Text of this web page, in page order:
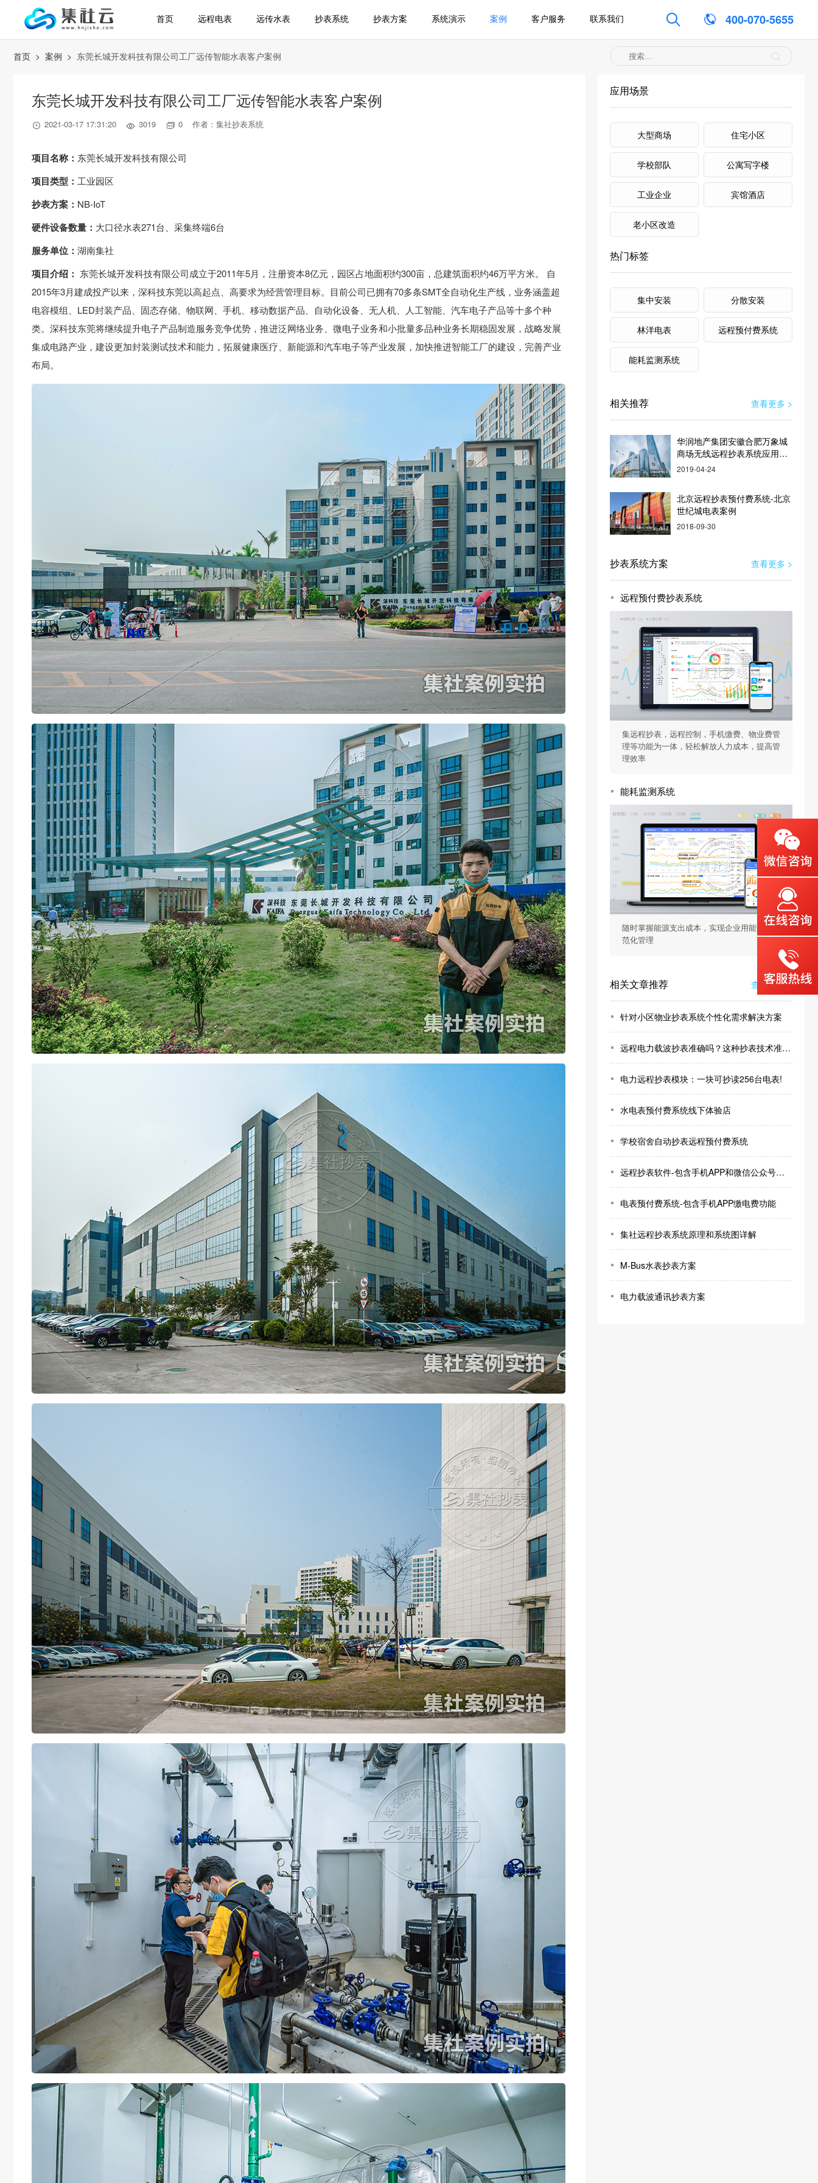
 400-070-5655
首页 远程电表 远传水表 抄表系统 抄表方案 系统演示 案例 客户服务 联系我们
首页 > 案例 > 东莞长城开发科技有限公司工厂远传智能水表客户案例
东莞长城开发科技有限公司工厂远传智能水表客户案例
 2021-03-17 17:31:20  3019  0 作者：集社抄表系统
项目名称： 东莞长城开发科技有限公司
项目类型： 工业园区
抄表方案： NB-IoT
硬件设备数量： 大口径水表271台、采集终端6台
服务单位： 湖南集社
项目介绍： 东莞长城开发科技有限公司成立于2011年5月，注册资本8亿元，园区占地面积约300亩，总建筑面积约46万平方米。 自
2015年3月建成投产以来，深科技东莞以高起点、高要求为经营管理目标。目前公司已拥有70多条SMT全自动化生产线，业务涵盖超
电容模组、LED封装产品、固态存储、物联网、手机、移动数据产品、自动化设备、无人机、人工智能、汽车电子产品等十多个种
类。深科技东莞将继续提升电子产品制造服务竞争优势，推进泛网络业务、微电子业务和小批量多品种业务长期稳固发展，战略发展
集成电路产业，建设更加封装测试技术和能力，拓展健康医疗、新能源和汽车电子等产业发展，加快推进智能工厂的建设，完善产业
布局。
应用场景
大型商场 住宅小区
学校部队 公寓写字楼
工业企业 宾馆酒店
老小区改造
热门标签
集中安装 分散安装
林洋电表 远程预付费系统
能耗监测系统
查看更多 >
相关推荐
华润地产集团安徽合肥万象城
商场无线远程抄表系统应用案
例
2019-04-24
北京远程抄表预付费系统-北京
世纪城电表案例
2018-09-30
查看更多 >
抄表系统方案
远程预付费抄表系统
集远程抄表，远程控制，手机缴费、物业费管
理等功能为一体，轻松解放人力成本，提高管
理效率
能耗监测系统
随时掌握能源支出成本，实现企业用能高效规
范化管理
查看更多 >
相关文章推荐
针对小区物业抄表系统个性化需求解决方案
远程电力载波抄表准确吗？这种抄表技术准确率高的惊人！
电力远程抄表模块：一块可抄读256台电表!
水电表预付费系统线下体验店
学校宿舍自动抄表远程预付费系统
远程抄表软件-包含手机APP和微信公众号缴电费功能
电表预付费系统-包含手机APP缴电费功能
集社远程抄表系统原理和系统图详解
M-Bus水表抄表方案
电力载波通讯抄表方案